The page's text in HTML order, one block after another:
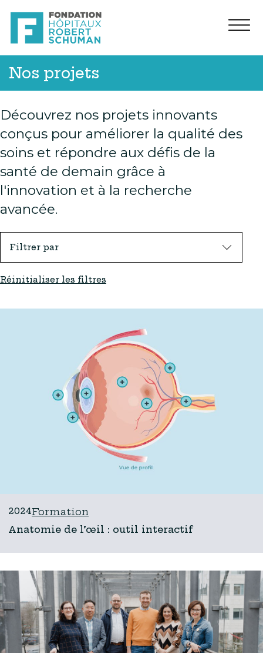
Nos projets
Découvrez nos projets innovants
conçus pour améliorer la qualité des
soins et répondre aux défis de la
santé de demain grâce à
l'innovation et à la recherche
avancée.
Filtrer par
Réinitialiser les filtres
2024Formation
Anatomie de l’œil : outil interactif